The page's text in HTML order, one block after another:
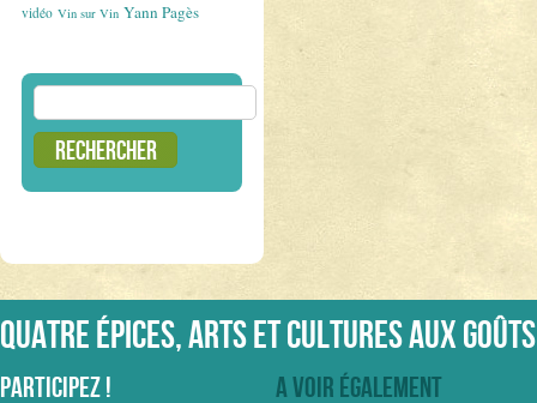
vidéo Vin sur Vin Yann Pagès
Rechercher :
Quatre épices, arts et cultures aux
Participez ! A voir également